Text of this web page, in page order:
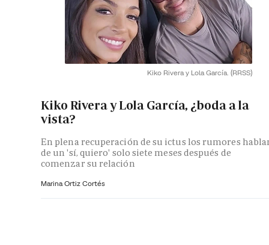
Kiko Rivera y Lola García. (RRSS)
Kiko Rivera y Lola García, ¿boda a la
vista?
En plena recuperación de su ictus los rumores
de un 'sí, quiero' solo siete meses después de
comenzar su relación
Marina Ortiz Cortés